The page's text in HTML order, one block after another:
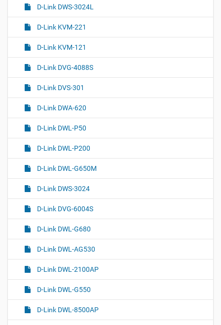
D-Link DWS-3024L
D-Link KVM-221
D-Link KVM-121
D-Link DVG-4088S
D-Link DVS-301
D-Link DWA-620
D-Link DWL-P50
D-Link DWL-P200
D-Link DWL-G650M
D-Link DWS-3024
D-Link DVG-6004S
D-Link DWL-G680
D-Link DWL-AG530
D-Link DWL-2100AP
D-Link DWL-G550
D-Link DWL-8500AP